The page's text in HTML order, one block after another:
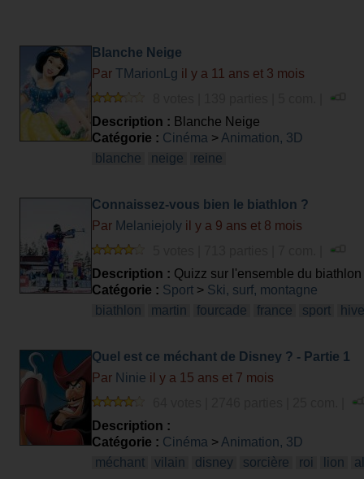
Blanche Neige
Par TMarionLg il y a 11 ans et 3 mois
Description : Blanche Neige
Catégorie : Cinéma > Animation, 3D
blanche
neige reine
Connaissez-vous bien le biathlon ?
Par Melaniejoly il y a 9 ans et 8 mois
Description : Quizz sur l'ensemble du
Catégorie : Sport > Ski, surf, montagne
biathlon
martin fourcade france sport
Quel est ce méchant de Disney ? - Partie 1
Par Ninie il y a 15 ans et 7 mois
Description :
Catégorie : Cinéma > Animation, 3D
méchant
vilain disney sorcière roi lion